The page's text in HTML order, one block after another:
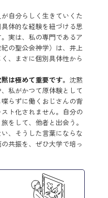
自分らしく生きていくた
体的な経験を紐づける思
実は、私の専門であるア
の聖公会神学）は、井上
、まさに個別具体性から
は極めて重要です。 沈黙
私がかつて原体験として
らずに働くおじさんの背
ト化されません。自分の
をして、他者と出会う。
、そうした言葉にならな
共振を、ぜひ大学で培っ